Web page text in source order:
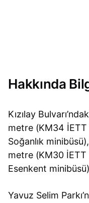
Hakkında
Kızılay
metre (KM34
Soğanlık
metre (KM30
Esenkent
Yavuz Selim